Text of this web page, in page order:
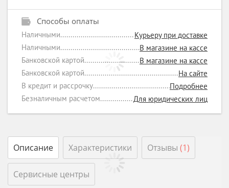
Способы оплаты
Наличными
Курьеру при доставке
Наличными
В магазине на кассе
Банковской картой
В магазине на кассе
Банковской картой
На сайте
В кредит и рассрочку
Подробнее
Безналичным расчетом
Для юридических лиц
Описание Характеристики Отзывы (1)
Сервисные центры